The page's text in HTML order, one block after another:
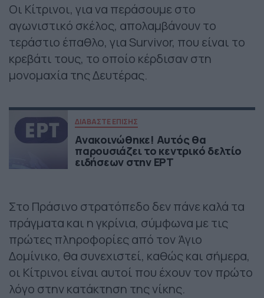
Οι Κίτρινοι, για να περάσουμε στο
αγωνιστικό σκέλος, απολαμβάνουν το
τεράστιο έπαθλο, για Survivor, που είναι το
κρεβάτι τους, το οποίο κέρδισαν στη
μονομαχία της Δευτέρας.
ΔΙΑΒΑΣΤΕ ΕΠΙΣΗΣ
Ανακοινώθηκε! Αυτός θα
παρουσιάζει το κεντρικό δελτίο
ειδήσεων στην ΕΡΤ
Στο Πράσινο στρατόπεδο δεν πάνε καλά τα
πράγματα και η γκρίνια, σύμφωνα με τις
πρώτες πληροφορίες από τον Άγιο
Δομίνικο, θα συνεχιστεί, καθώς και σήμερα,
οι Κίτρινοι είναι αυτοί που έχουν τον πρώτο
λόγο στην κατάκτηση της νίκης.